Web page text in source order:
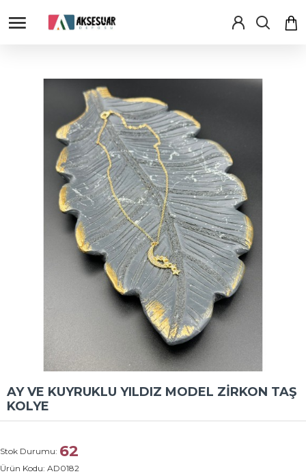
AY VE KUYRUKLU YILDIZ MODEL ZİRKON TAŞ
KOLYE
Stok Durumu: 62
Ürün Kodu: AD0182